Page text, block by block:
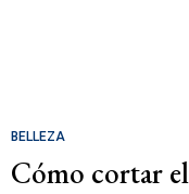
BELLEZA
Cómo cortar